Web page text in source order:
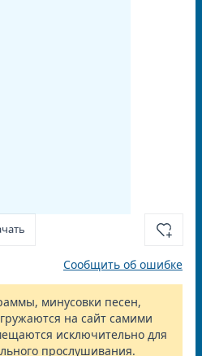
Сообщить об ошибке
минусовки песен,
на сайт самими
исключительно для
прослушивания.